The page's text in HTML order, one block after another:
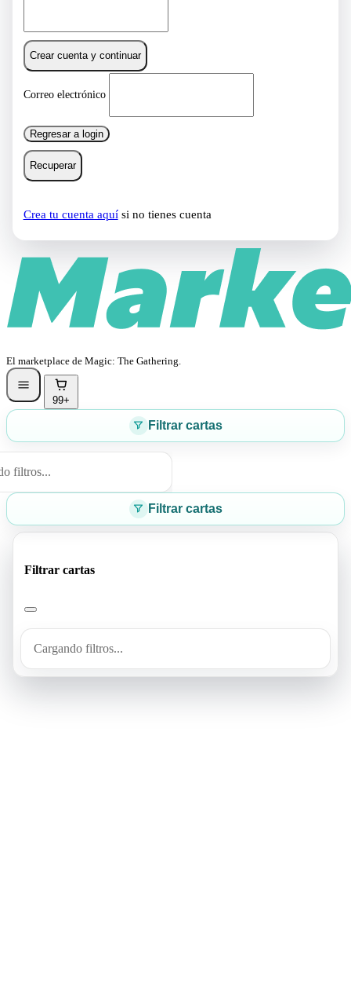
Crear cuenta y continuar
Correo electrónico
Regresar a login
Recuperar
Crea tu cuenta aquísi no tienes cuenta
El marketplace de Magic: The Gathering.
99+
Filtrar cartas
filtros...
Filtrar cartas
Filtrar cartas
Cargando filtros...